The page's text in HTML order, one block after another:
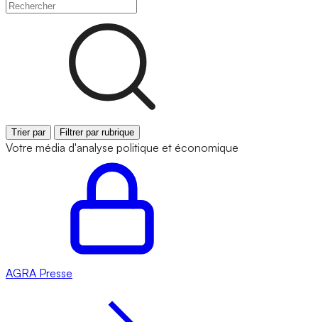
Trier par Filtrer par rubrique
Votre média d'analyse politique et économique
AGRA Presse